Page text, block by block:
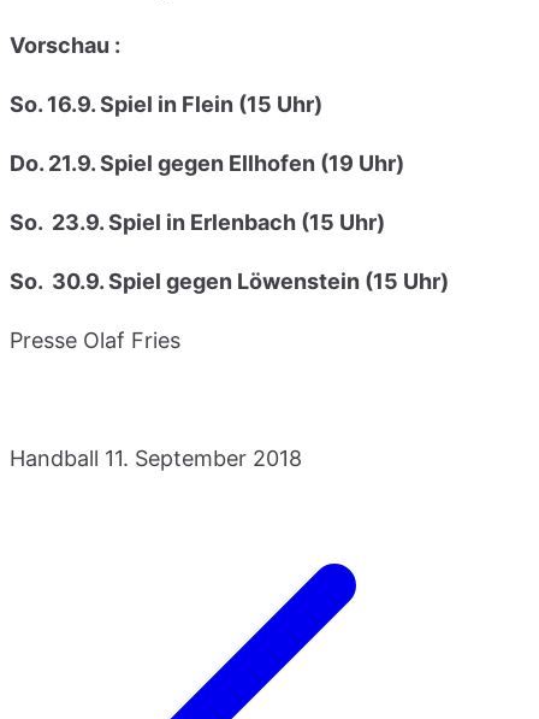
Vorschau :
So. 16.9. Spiel in Flein (15 Uhr)
Do. 21.9. Spiel gegen Ellhofen (19 Uhr)
So. 23.9. Spiel in Erlenbach (15 Uhr)
So. 30.9. Spiel gegen Löwenstein (15 Uhr)
Presse Olaf Fries
Handball 11. September 2018